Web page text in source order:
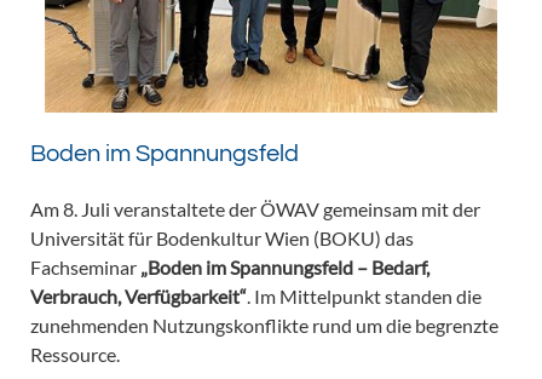
Boden im Spannungsfeld
Am 8. Juli veranstaltete der ÖWAV gemeinsam mit der
Universität für Bodenkultur Wien (BOKU) das
Fachseminar „Boden im Spannungsfeld – Bedarf,
Verbrauch, Verfügbarkeit“ . Im Mittelpunkt standen die
zunehmenden Nutzungskonflikte rund um die begrenzte
Ressource.